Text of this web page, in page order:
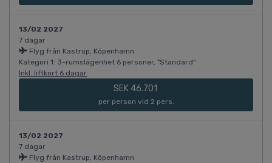
13/02 2027
7 dagar
Flyg från Kastrup, Köpenhamn
Kategori 1: 3-rumslägenhet 6 personer, "Standard"
Inkl. liftkort 6 dagar
SEK 46.701
per person vid 2 pers.
13/02 2027
7 dagar
Flyg från Kastrup, Köpenhamn